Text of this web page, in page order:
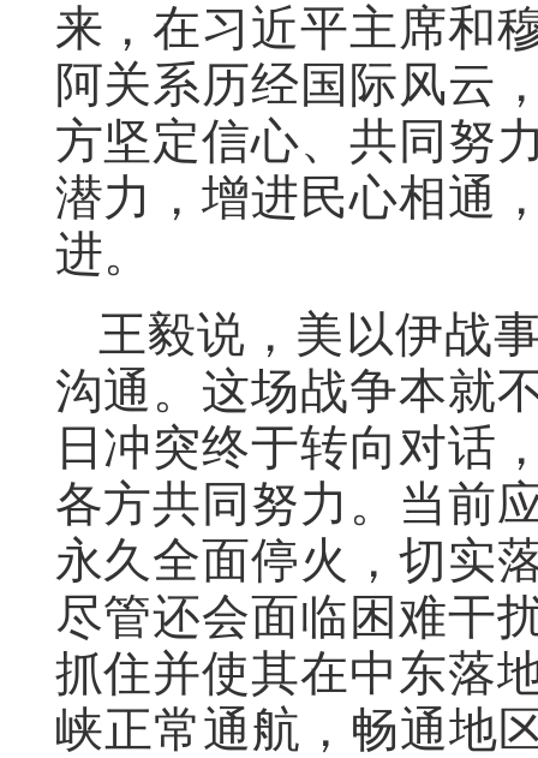
来，在习近平主席和
阿关系历经国际风云
方坚定信心、共同努
潜力，增进民心相通
进。
王毅说，美以伊战
沟通。这场战争本就
日冲突终于转向对话
各方共同努力。当前
永久全面停火，切实
尽管还会面临困难干
抓住并使其在中东落
峡正常通航，畅通地